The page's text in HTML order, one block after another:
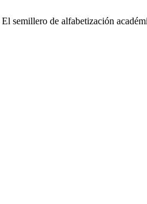
semillero de alfabetización